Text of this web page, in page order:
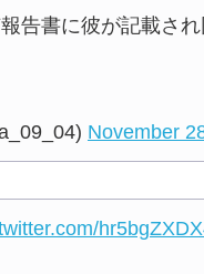
告書に彼が記載さ
November